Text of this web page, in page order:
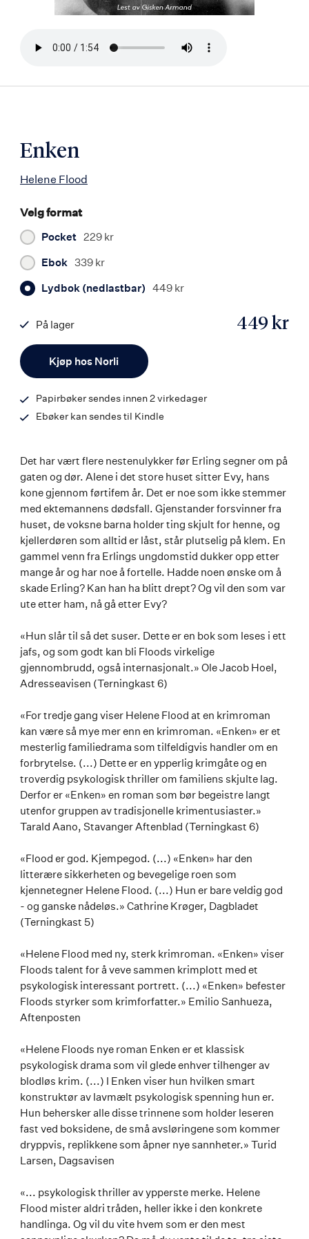
Bla
Enken
Helene Flood
Velg format
Pocket 229 kr
Ebok 339 kr
Lydbok (nedlastbar) 449 kr
Kjøp hos Norli
449 kr
På lager
9788203365348
Papirbøker sendes innen 2 virkedager
Ebøker kan sendes til Kindle
Det har vært flere nestenulykker før Erling segner om på
gaten og dør. Alene i det store huset sitter Evy, hans
kone gjennom førtifem år. Det er noe som ikke stemmer
med ektemannens dødsfall. Gjenstander forsvinner fra
huset, de voksne barna holder ting skjult for henne, og
kjellerdøren som alltid er låst, står plutselig på klem. En
gammel venn fra Erlings ungdomstid dukker opp etter
mange år og har noe å fortelle. Hadde noen ønske om å
skade Erling? Kan han ha blitt drept? Og vil den som var
ute etter ham, nå gå etter Evy?
«Hun slår til så det suser. Dette er en bok som leses i ett
jafs, og som godt kan bli Floods virkelige
gjennombrudd, også internasjonalt.» Ole Jacob Hoel,
Adresseavisen (Terningkast 6)
«For tredje gang viser Helene Flood at en krimroman
kan være så mye mer enn en krimroman. «Enken» er et
mesterlig familiedrama som tilfeldigvis handler om en
forbrytelse. (...) Dette er en ypperlig krimgåte og en
troverdig psykologisk thriller om familiens skjulte lag.
Derfor er «Enken» en roman som bør begeistre langt
utenfor gruppen av tradisjonelle krimentusiaster.»
Tarald Aano, Stavanger Aftenblad (Terningkast 6)
«Flood er god. Kjempegod. (...) «Enken» har den
litterære sikkerheten og bevegelige roen som
kjennetegner Helene Flood. (...) Hun er bare veldig god
- og ganske nådeløs.» Cathrine Krøger, Dagbladet
(Terningkast 5)
«Helene Flood med ny, sterk krimroman. «Enken» viser
Floods talent for å veve sammen krimplott med et
psykologisk interessant portrett. (...) «Enken» befester
Floods styrker som krimforfatter.» Emilio Sanhueza,
Aftenposten
«Helene Floods nye roman Enken er et klassisk
psykologisk drama som vil glede enhver tilhenger av
blodløs krim. (...) I Enken viser hun hvilken smart
konstruktør av lavmælt psykologisk spenning hun er.
Hun behersker alle disse trinnene som holder leseren
fast ved boksidene, de små avsløringene som kommer
dryppvis, replikkene som åpner nye sannheter.» Turid
Larsen, Dagsavisen
«... psykologisk thriller av ypperste merke. Helene
Flood mister aldri tråden, heller ikke i den konkrete
handlinga. Og vil du vite hvem som er den mest